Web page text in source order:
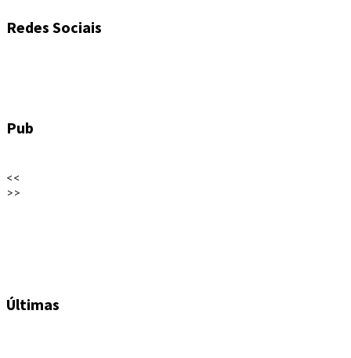
Redes Sociais
Pub
<<
>>
Últimas